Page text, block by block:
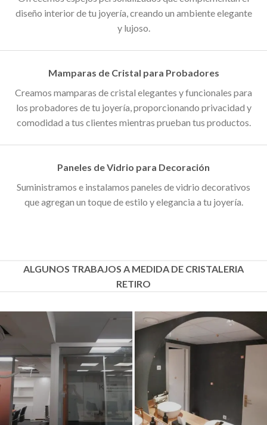
diseño interior de tu joyería, creando un ambiente elegante
y lujoso.
Mamparas de Cristal para Probadores
Creamos mamparas de cristal elegantes y funcionales para
los probadores de tu joyería, proporcionando privacidad y
comodidad a tus clientes mientras prueban tus productos.
Paneles de Vidrio para Decoración
Suministramos e instalamos paneles de vidrio decorativos
que agregan un toque de estilo y elegancia a tu joyería.
ALGUNOS TRABAJOS A MEDIDA DE CRISTALERIA
RETIRO